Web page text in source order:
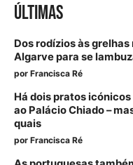
ÚLTIMAS
Dos rodízios às
Algarve para se
por Francisca Ré
Há dois pratos
ao Palácio Chiado –
quais
por Francisca Ré